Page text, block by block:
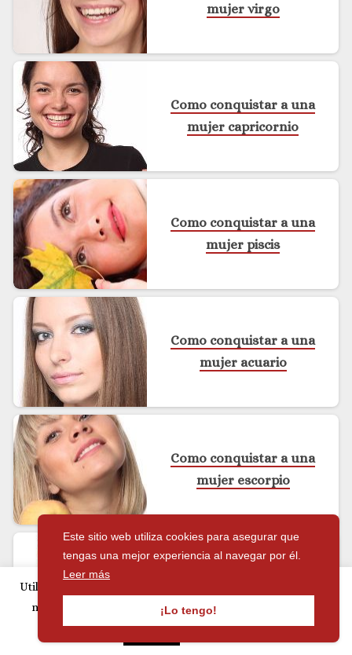
mujer virgo
Como conquistar a una
mujer capricornio
Como conquistar a una
mujer piscis
Como conquistar a una
mujer acuario
Como conquistar a una
mujer escorpio
mujer géminis
Utilizamos cookies para personalizar publicidad y analizar
nuestro tráfico. Si continúa navegando, acepta su uso.
Este sitio web utiliza cookies para asegurar que
tengas una mejor experiencia al navegar por él.
Leer más
¡Lo tengo!